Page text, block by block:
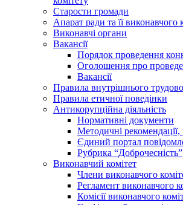
Старости громади
Апарат ради та її виконавчого
Виконавчі органи
Вакансії
Порядок проведення
Оголошення про
Вакансії
Правила внутрішнього
Правила етичної поведінки
Антикорупційна діяльність
Нормативні документи
Методичні рекомендації,
Єдиний портал
Рубрика “Доброчесність”
Виконавчий комітет
Члени виконавчого
Регламент виконавчого
Комісії виконавчого